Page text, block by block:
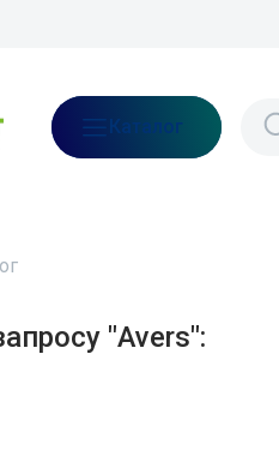
Каталог
"Avers":